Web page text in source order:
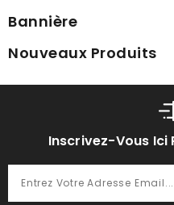
Bannière
Nouveaux Produits
Inscrivez-Vous Ici